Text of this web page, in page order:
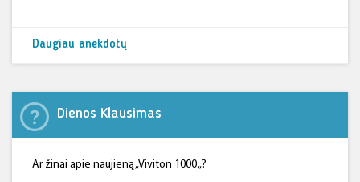
Daugiau anekdotų
Dienos Klausimas
Ar žinai apie naujieną „Viviton 1000 „?